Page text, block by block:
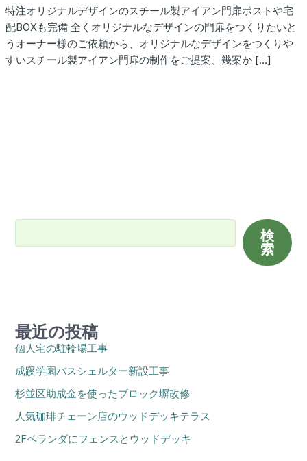
特注オリジナルデザインのスチール製アイアン門扉ポストや宅
配BOXも完備 全くオリジナルなデザインの門扉をつくりたいと
うオーナー様のご依頼から、オリジナルなデザインをつくりや
すいスチール製アイアン門扉の制作をご提案、幾案か […]
検
索
最近の投稿
個人宅の駐輪場工事
成蹊学園バスシェルター新設工事
杉並区助成金を使ったブロック塀改修
人気珈琲チェーン店のウッドデッキテラス
2Fベランダにフェンスとウッドデッキ